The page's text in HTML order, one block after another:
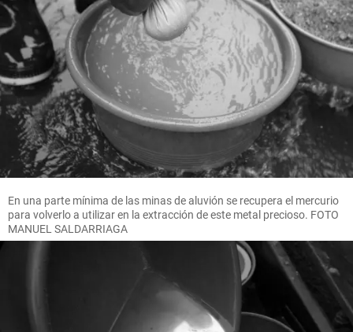
En una parte mínima de las minas de aluvión se recupera el mercurio
para volverlo a utilizar en la extracción de este metal precioso. FOTO
MANUEL SALDARRIAGA